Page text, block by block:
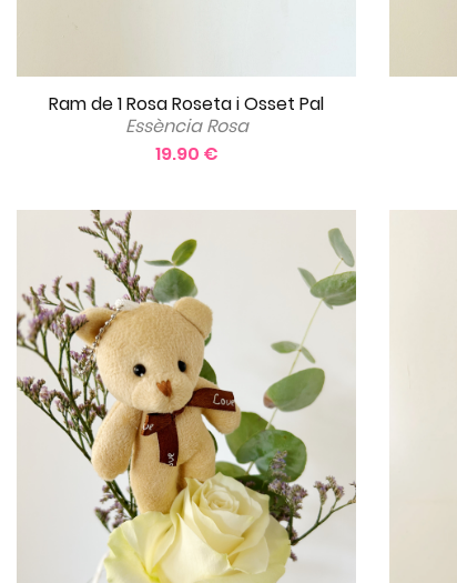
Ram de 1 Rosa Roseta i Osset Pal
Essència Rosa
19.90 €